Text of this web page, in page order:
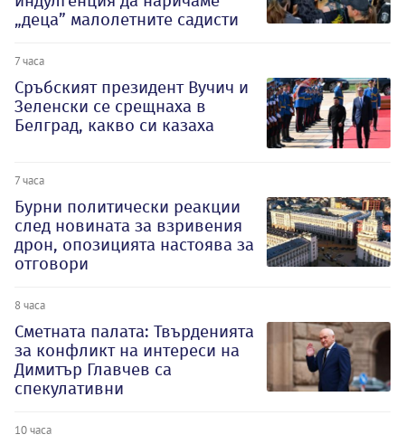
„деца” малолетните садисти
7 часа
Сръбският президент Вучич и
Зеленски се срещнаха в
Белград, какво си казаха
7 часа
Бурни политически реакции
след новината за взривения
дрон, опозицията настоява за
отговори
8 часа
Сметната палата: Твърденията
за конфликт на интереси на
Димитър Главчев са
спекулативни
10 часа